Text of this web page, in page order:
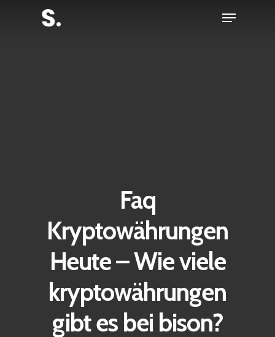
Menu
Faq
Kryptowährungen
Heute – Wie viele
kryptowährungen
gibt es bei bison?